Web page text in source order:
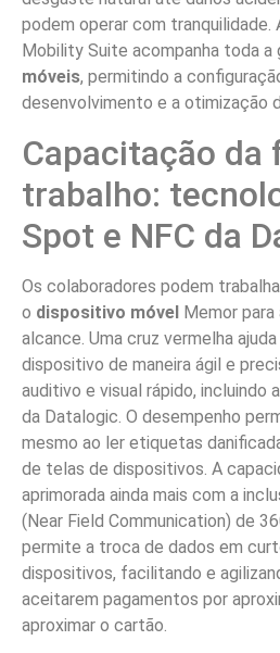
podem operar com tranquilidade.
Mobility Suite acompanha toda a
móveis, permitindo a
desenvolvimento e a otimização
Capacitação da
trabalho:
Spot e NFC da
Os colaboradores podem
o dispositivo móvel Memor
alcance. Uma cruz vermelha
dispositivo de maneira ágil e
auditivo e visual rápido, incluindo
da Datalogic. O desempenho
mesmo ao ler etiquetas
de telas de dispositivos. A
aprimorada ainda mais com a
(Near Field Communication) de
permite a troca de dados em
dispositivos, facilitando e
aceitarem pagamentos por
aproximar o cartão.